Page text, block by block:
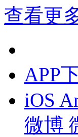
查看更
APP
iOS
微博